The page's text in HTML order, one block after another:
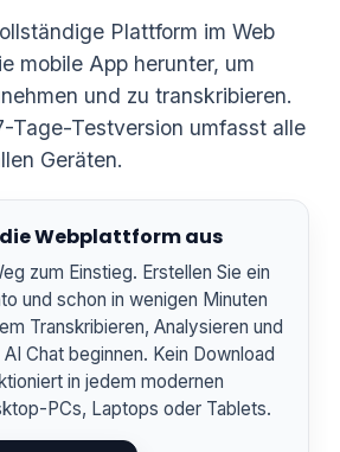
Plattform im Web
mobile App herunter, um
und zu transkribieren.
Tage-Testversion umfasst alle
Geräten.
die Webplattform aus
zum Einstieg. Erstellen Sie ein
und schon in wenigen Minuten
Transkribieren, Analysieren und
Chat beginnen. Kein Download
in jedem modernen
PCs, Laptops oder Tablets.